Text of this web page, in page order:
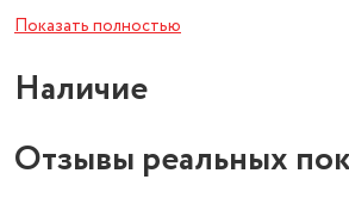
Ширина (см)
Показать полностью
Наличие
Отзывы реальных